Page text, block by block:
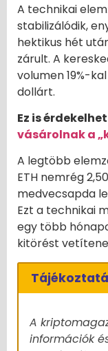
A technikai
stabilizálódik,
hektikus hét
zárult. A
volumen 19%-
dollárt.
Ez is
vásárolnak a
A legtöbb
ETH nemrég
medvecsapda
Ezt a technikai
egy több
kitörést
A
információk